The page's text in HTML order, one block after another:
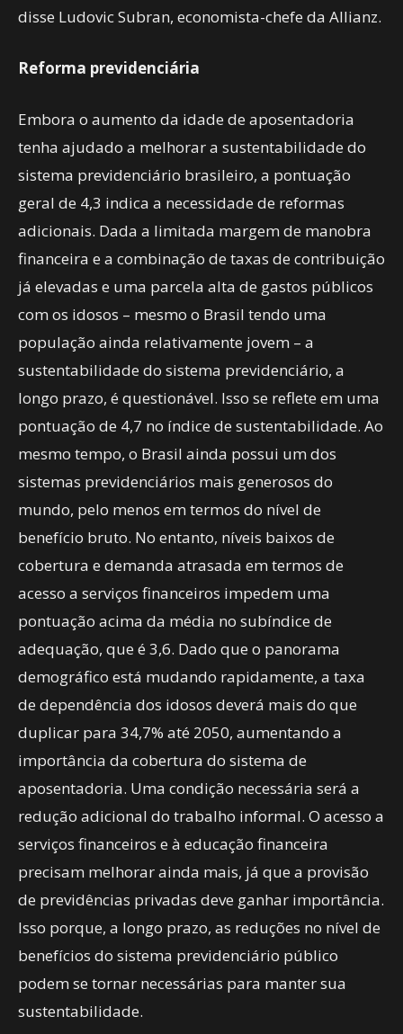
disse Ludovic Subran, economista-chefe da Allianz.
Reforma previdenciária
Embora o aumento da idade de aposentadoria
tenha ajudado a melhorar a sustentabilidade do
sistema previdenciário brasileiro, a pontuação
geral de 4,3 indica a necessidade de reformas
adicionais. Dada a limitada margem de manobra
financeira e a combinação de taxas de contribuição
já elevadas e uma parcela alta de gastos públicos
com os idosos – mesmo o Brasil tendo uma
população ainda relativamente jovem – a
sustentabilidade do sistema previdenciário, a
longo prazo, é questionável. Isso se reflete em uma
pontuação de 4,7 no índice de sustentabilidade. Ao
mesmo tempo, o Brasil ainda possui um dos
sistemas previdenciários mais generosos do
mundo, pelo menos em termos do nível de
benefício bruto. No entanto, níveis baixos de
cobertura e demanda atrasada em termos de
acesso a serviços financeiros impedem uma
pontuação acima da média no subíndice de
adequação, que é 3,6. Dado que o panorama
demográfico está mudando rapidamente, a taxa
de dependência dos idosos deverá mais do que
duplicar para 34,7% até 2050, aumentando a
importância da cobertura do sistema de
aposentadoria. Uma condição necessária será a
redução adicional do trabalho informal. O acesso a
serviços financeiros e à educação financeira
precisam melhorar ainda mais, já que a provisão
de previdências privadas deve ganhar importância.
Isso porque, a longo prazo, as reduções no nível de
benefícios do sistema previdenciário público
podem se tornar necessárias para manter sua
sustentabilidade.